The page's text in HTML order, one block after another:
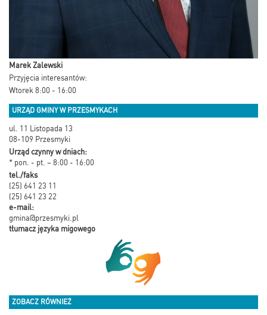
Marek Zalewski
Przyjęcia interesantów:
Wtorek 8:00 - 16:00
URZĄD GMINY W PRZESMYKACH
ul. 11 Listopada 13
08-109 Przesmyki
Urząd czynny w dniach:
* pon. - pt. – 8:00 - 16:00
tel./faks
(25) 641 23 11
(25) 641 23 22
e-mail:
gmina@przesmyki.pl
tłumacz języka migowego
ZOBACZ RÓWNIEŻ